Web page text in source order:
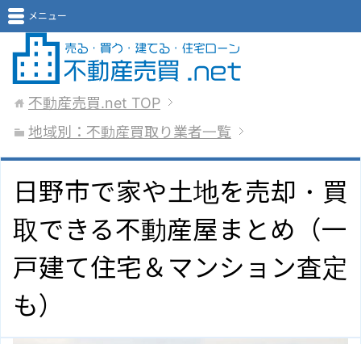
メニュー
不動産売買.net TOP
地域別：不動産買取り業者一覧
日野市で家や土地を売却・買
取できる不動産屋まとめ（一
戸建て住宅＆マンション査定
も）